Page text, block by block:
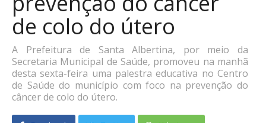
de colo do útero
A Prefeitura de Santa Albertina, por meio da
Secretaria Municipal de Saúde, promoveu na manhã
desta sexta-feira uma palestra educativa no Centro
de Saúde do município com foco na prevenção do
câncer de colo do útero.